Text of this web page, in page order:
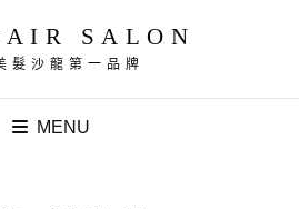
SALON
髮沙龍第一品牌
MENU